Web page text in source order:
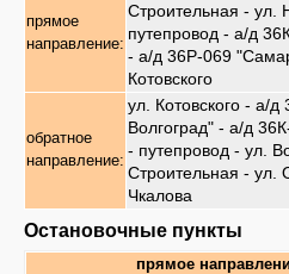
прямое
направление:
Строительная - ул.
путепровод - а/д
- а/д 36Р-069
Котовского
обратное
направление:
ул. Котовского - а/
Волгоград" - а/д
- путепровод - ул.
Строительная - ул.
Чкалова
Остановочные пункты
прямое